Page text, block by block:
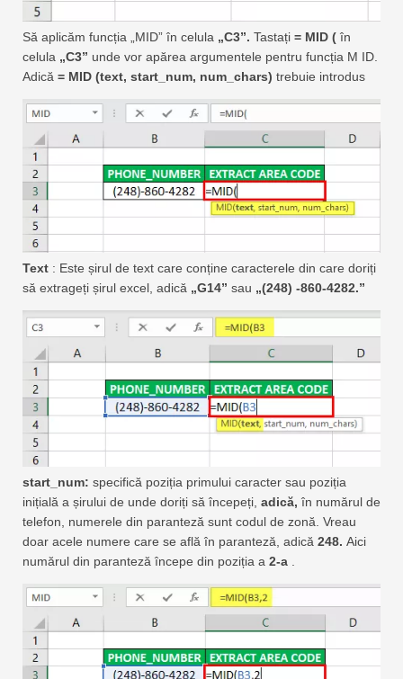
Să aplicăm funcția „MID” în celula „C3”. Tastați = MID ( în
celula „C3” unde vor apărea argumentele pentru funcția M ID.
Adică = MID (text, start_num, num_chars) trebuie introdus
Text : Este șirul de text care conține caracterele din care doriți
să extrageți șirul excel, adică „G14” sau „(248) -860-4282.”
start_num: specifică poziția primului caracter sau poziția
inițială a șirului de unde doriți să începeți, adică, în numărul de
telefon, numerele din paranteză sunt codul de zonă. Vreau
doar acele numere care se află în paranteză, adică 248. Aici
numărul din paranteză începe din poziția a 2-a